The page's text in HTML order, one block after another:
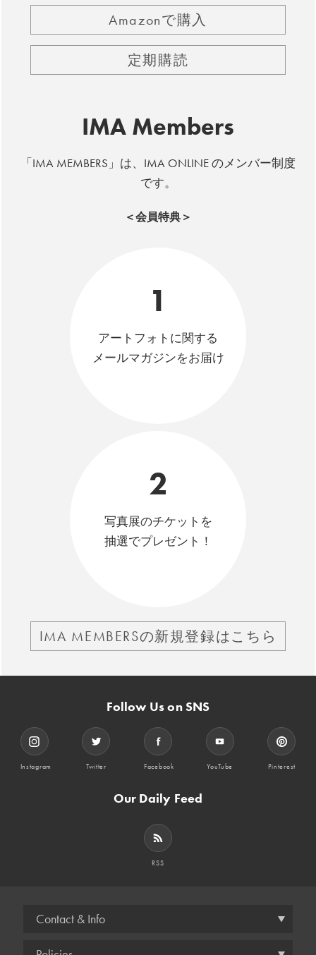
Amazonで購入
定期購読
IMA Members
「IMA MEMBERS」は、IMA ONLINE のメンバー制度
です。
＜会員特典＞
1
アートフォトに関する
メールマガジンをお届け
2
写真展のチケットを
抽選でプレゼント！
IMA MEMBERSの新規登録はこちら
Follow Us on SNS
Instagram Twitter Facebook YouTube Pinterest
Our Daily Feed
RSS
Contact & Info